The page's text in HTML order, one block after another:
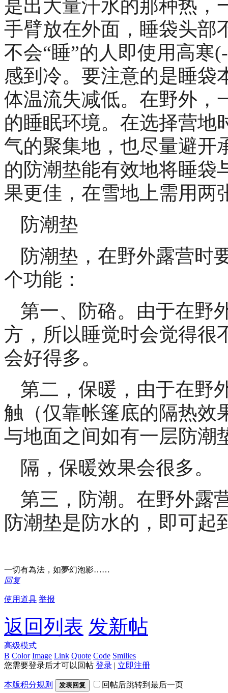
是出大量汗水的那种热，
手臂放在外面，睡袋头部
不会“睡”的人即使用高寒
感到冷。要注意的是睡袋
体温流失减低。在野外，
的睡眠环境。在选择营地
气的聚集地，也尽量避开
的防潮垫能有效地将睡袋
果更佳，在雪地上需用两
防潮垫
防潮垫，在野外露营时
个功能：
第一、防硌。由于在野
方，所以睡觉时会觉得很
会好得多。
第二，保暖，由于在野
触（仅靠帐篷底的隔热效
与地面之间如有一层防潮
隔，保暖效果会很多。
第三，防潮。在野外露
防潮垫是防水的，即可起
一切有為法，如夢幻泡影……
回复
使用道具 举报
返回列表 发新帖
高级模式
B Color Image Link Quote Code Smilies
您需要登录后才可以回帖 登录 | 立即注册
本版积分规则 发表回复 回帖后跳转到最后一页